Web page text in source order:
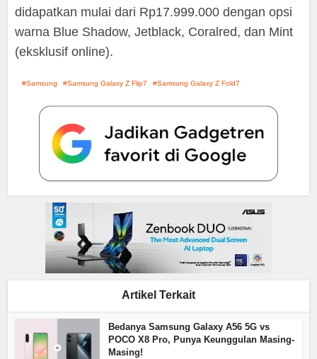
didapatkan mulai dari Rp17.999.000 dengan opsi
warna Blue Shadow, Jetblack, Coralred, dan Mint
(eksklusif online).
Samsung Samsung Galaxy Z Flip7 Samsung Galaxy Z Fold7
Artikel Terkait
Bedanya Samsung Galaxy A56 5G vs
POCO X8 Pro, Punya Keunggulan Masing-
Masing!